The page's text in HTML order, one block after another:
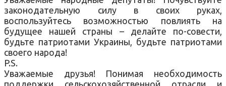
законодательную силу в своих руках,
воспользуйтесь возможностью повлиять на
будущее нашей страны – делайте по-совести,
будьте патриотами Украины, будьте патриотами
своего народа!
P.S.
Уважаемые друзья! Понимая необходимость
поддержки сельскохозяйственной отрасли и